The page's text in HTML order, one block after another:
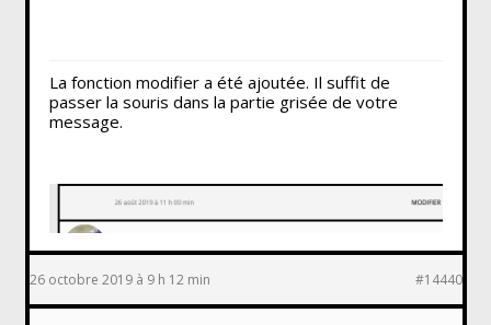
La fonction modifier a été ajoutée. Il suffit de
passer la souris dans la partie grisée de votre
message.
26 octobre 2019 à 9 h 12 min #14440